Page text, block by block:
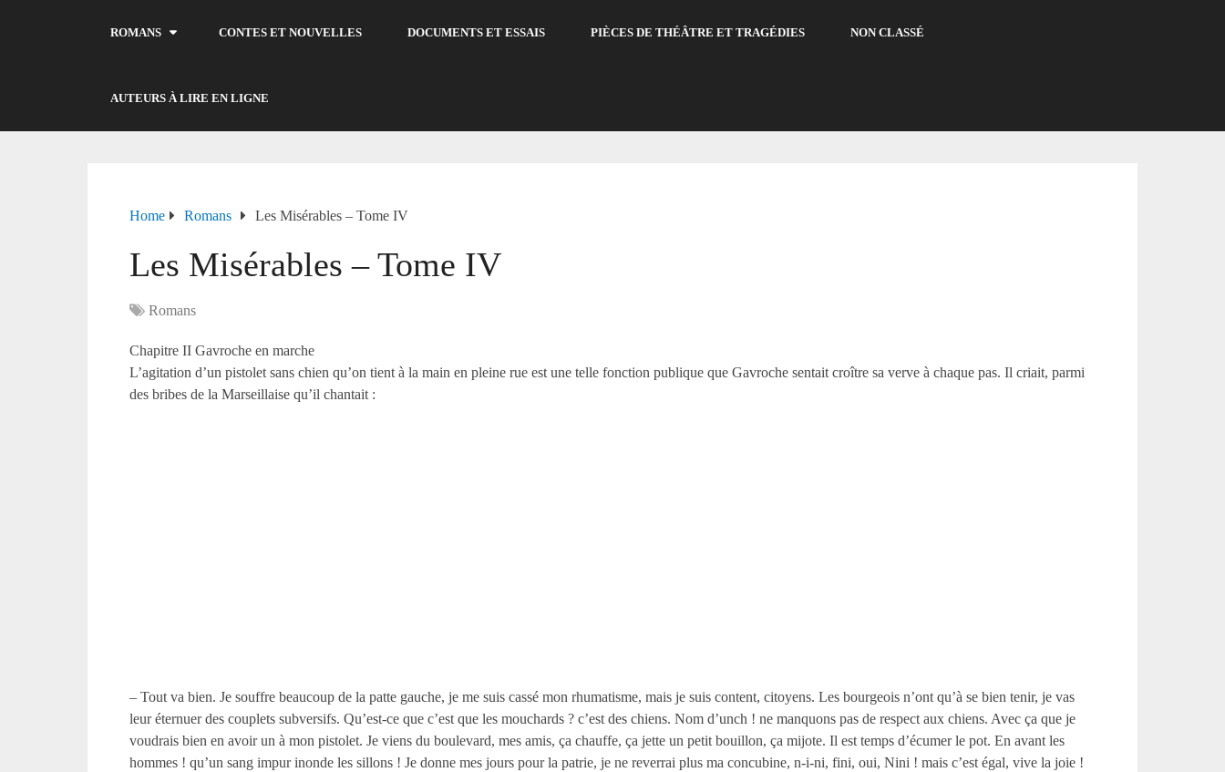
ROMANS CONTES ET NOUVELLES DOCUMENTS ET ESSAIS PIÈCES DE THÉÂTRE ET TRAGÉDIES NON CLASSÉ
AUTEURS À LIRE EN LIGNE
Home Romans Les Misérables – Tome IV
Les Misérables – Tome IV
Romans
Chapitre II Gavroche en marche
L’agitation d’un pistolet sans chien qu’on tient à la main en pleine rue est une telle fonction publique que Gavroche sentait croître sa verve à chaque pas. Il criait, parmi
des bribes de la Marseillaise qu’il chantait :
– Tout va bien. Je souffre beaucoup de la patte gauche, je me suis cassé mon rhumatisme, mais je suis content, citoyens. Les bourgeois n’ont qu’à se bien tenir, je vas
leur éternuer des couplets subversifs. Qu’est-ce que c’est que les mouchards ? c’est des chiens. Nom d’unch ! ne manquons pas de respect aux chiens. Avec ça que je
voudrais bien en avoir un à mon pistolet. Je viens du boulevard, mes amis, ça chauffe, ça jette un petit bouillon, ça mijote. Il est temps d’écumer le pot. En avant les
hommes ! qu’un sang impur inonde les sillons ! Je donne mes jours pour la patrie, je ne reverrai plus ma concubine, n-i-ni, fini, oui, Nini ! mais c’est égal, vive la joie !